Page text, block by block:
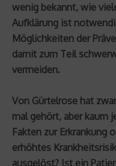
wenig bekannt, wie
Aufklärung ist
Möglichkeiten der
damit zum Teil
vermeiden.
Von Gürtelrose hat
mal gehört, aber kaum
Fakten zur Erkrankung
erhöhtes
ausgelöst? Ist ein